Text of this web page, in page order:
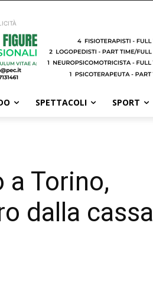
SPETTACOLI SPORT
Torino,
dalla cassa